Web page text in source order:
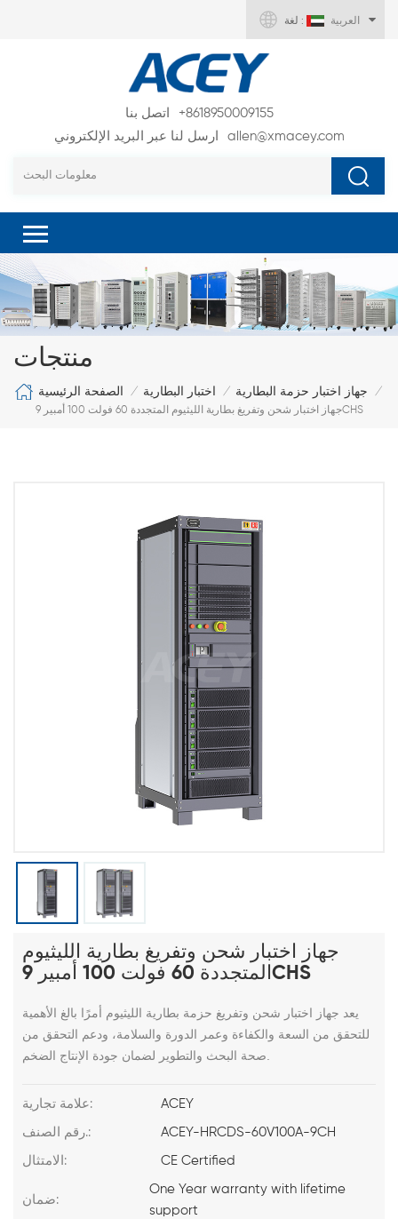
لغة : العربية
اتصل بنا
+8618950009155
ارسل لنا عبر البريد الإلكتروني
allen@xmacey.com
منتجات
الصفحة الرئيسية / اختبار البطارية / جهاز اختبار حزمة البطارية
/
جهاز اختبار شحن وتفريغ بطارية الليثيوم المتجددة 60 فولت 100 أمبير 9CHS
جهاز اختبار شحن وتفريغ بطارية الليثيوم
المتجددة 60 فولت 100 أمبير 9CHS
يعد جهاز اختبار شحن وتفريغ حزمة بطارية الليثيوم أمرًا بالغ الأهمية
للتحقق من السعة والكفاءة وعمر الدورة والسلامة، ودعم التحقق من
صحة البحث والتطوير لضمان جودة الإنتاج الضخم.
علامة تجارية: ACEY
رقم الصنف.: ACEY-HRCDS-60V100A-9CH
الامتثال: CE Certified
ضمان:
One Year warranty with lifetime
support